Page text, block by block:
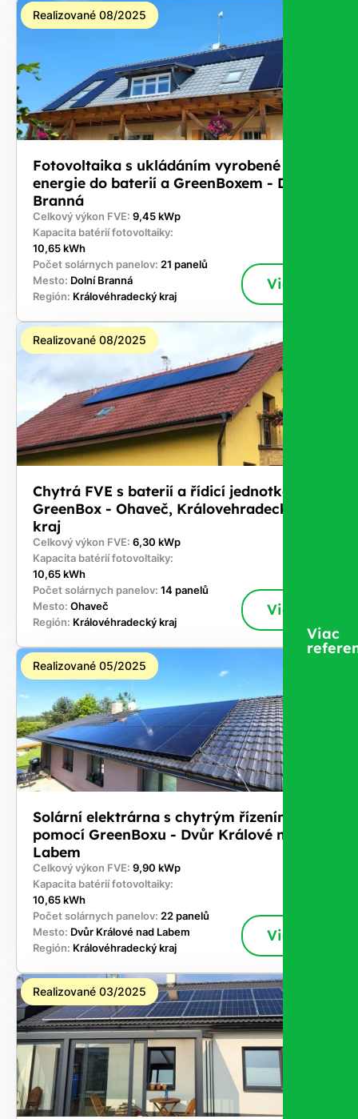
Realizované 08/2025
Fotovoltaika s ukládáním vyrobené
energie do baterií a GreenBoxem - Dolní
Branná
Celkový výkon FVE: 9,45 kWp
Kapacita batérií fotovoltaiky:
10,65 kWh
Počet solárnych panelov: 21 panelů
Mesto: Dolní Branná
Región: Královéhradecký kraj
Viac
Realizované 08/2025
Chytrá FVE s baterií a řídicí jednotkou
GreenBox - Ohaveč, Královehradecký
kraj
Celkový výkon FVE: 6,30 kWp
Kapacita batérií fotovoltaiky:
10,65 kWh
Počet solárnych panelov: 14 panelů
Mesto: Ohaveč
Región: Královéhradecký kraj
Viac
Realizované 05/2025
Solární elektrárna s chytrým řízením
pomocí GreenBoxu - Dvůr Králové nad
Labem
Celkový výkon FVE: 9,90 kWp
Kapacita batérií fotovoltaiky:
10,65 kWh
Počet solárnych panelov: 22 panelů
Mesto: Dvůr Králové nad Labem
Región: Královéhradecký kraj
Viac
Realizované 03/2025
Viac